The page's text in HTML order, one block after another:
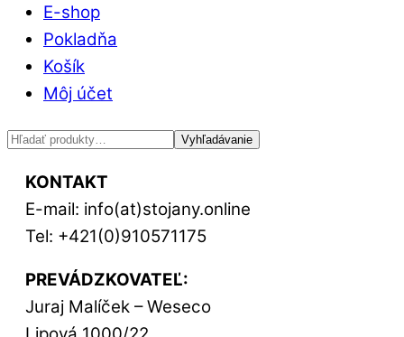
E-shop
Pokladňa
Košík
Môj účet
Hľadať: Vyhľadávanie
KONTAKT
E-mail: info(at)stojany.online
Tel: +421(0)910571175
PREVÁDZKOVATEĽ:
Juraj Malíček – Weseco